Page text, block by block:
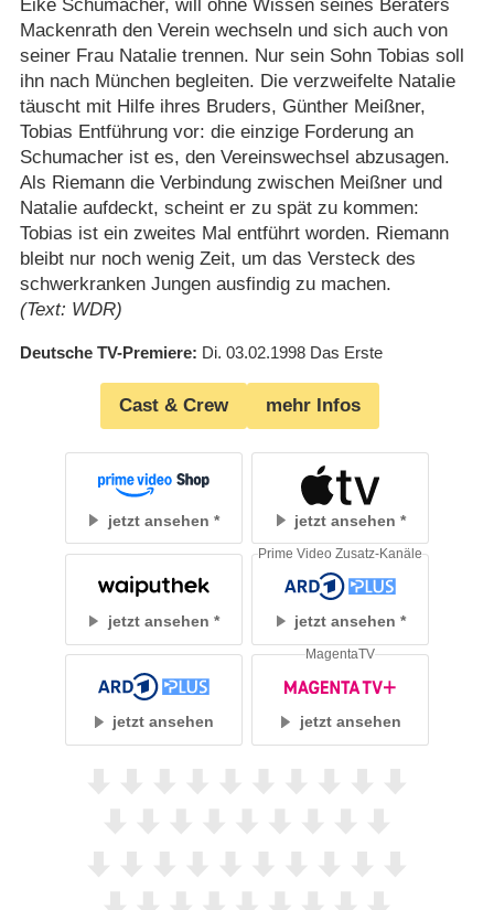
Eike Schumacher, will ohne Wissen seines Beraters
Mackenrath den Verein wechseln und sich auch von
seiner Frau Natalie trennen. Nur sein Sohn Tobias soll
ihn nach München begleiten. Die verzweifelte Natalie
täuscht mit Hilfe ihres Bruders, Günther Meißner,
Tobias Entführung vor: die einzige Forderung an
Schumacher ist es, den Vereinswechsel abzusagen.
Als Riemann die Verbindung zwischen Meißner und
Natalie aufdeckt, scheint er zu spät zu kommen:
Tobias ist ein zweites Mal entführt worden. Riemann
bleibt nur noch wenig Zeit, um das Versteck des
schwerkranken Jungen ausfindig zu machen.
(Text: WDR)
Deutsche TV-Premiere Di. 03.02.1998 Das Erste
Cast & Crew mehr Infos
jetzt ansehen jetzt ansehen
jetzt ansehen jetzt ansehen
Prime Video Zusatz-Kanäle
jetzt ansehen jetzt ansehen
MagentaTV